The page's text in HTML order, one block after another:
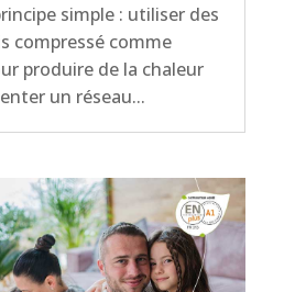
simple : utiliser des
compressé comme
produire de la chaleur
un réseau...